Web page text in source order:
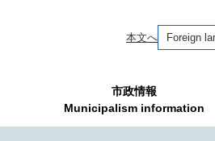
本文へ Foreign
市政情報
Municipalism information